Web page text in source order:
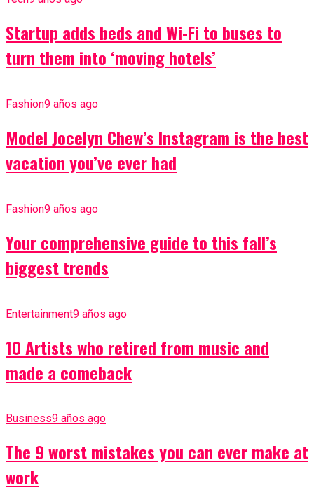
Startup adds beds and Wi-Fi to buses to
turn them into ‘moving hotels’
Fashion9 años ago
Model Jocelyn Chew’s Instagram is the best
vacation you’ve ever had
Fashion9 años ago
Your comprehensive guide to this fall’s
biggest trends
Entertainment9 años ago
10 Artists who retired from music and
made a comeback
Business9 años ago
The 9 worst mistakes you can ever make at
work